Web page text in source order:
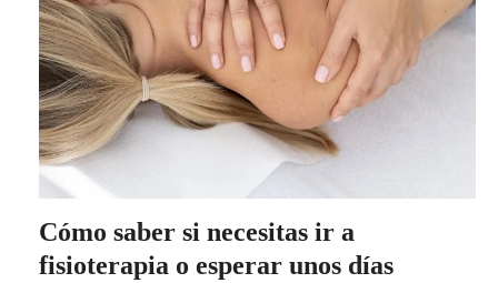
Cómo saber si necesitas ir a
fisioterapia o esperar unos días